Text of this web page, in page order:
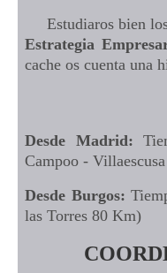
Estudiaros bien los
Estrategia
cache os cuenta una
Desde Madrid:
Campoo -
Desde Burgos:
las Torres 80 Km)